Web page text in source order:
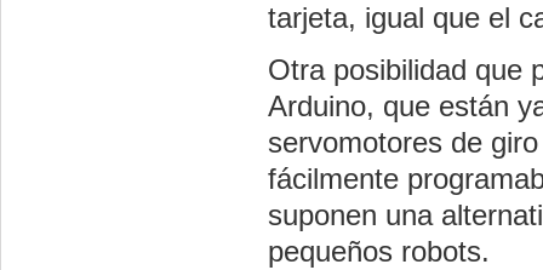
tarjeta, igual que el
Otra posibilidad que
Arduino, que están
servomotores de
fácilmente
suponen una
pequeños robots.